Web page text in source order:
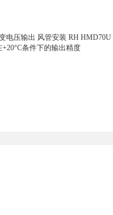
电压输出 风管安装 RH HMD70U
条件下的输出精度